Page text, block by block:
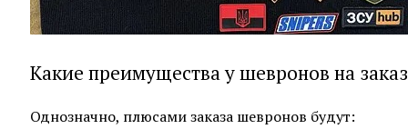
Какие преимущества у шевронов на заказ
Однозначно, плюсами заказа шевронов будут: